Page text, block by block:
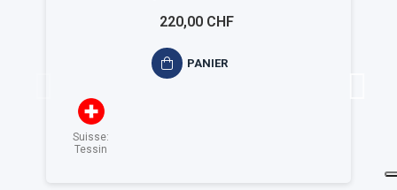
certificazione ISO 9001
220,00 CHF
PANIER
Suisse:
Tessin